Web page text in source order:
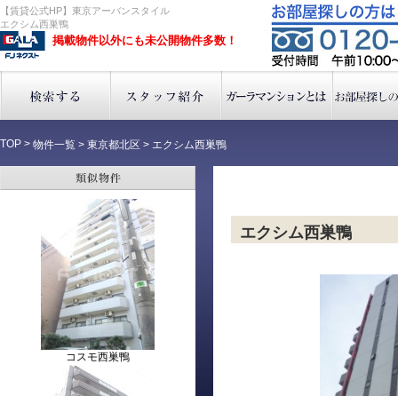
【賃貸公式HP】東京アーバンスタイル
エクシム西巣鴨
掲載物件以外にも未公開物件多数！
TOP > 物件一覧 > 東京都北区 > エクシム西巣鴨
コスモ西巣鴨
エクシム西巣鴨